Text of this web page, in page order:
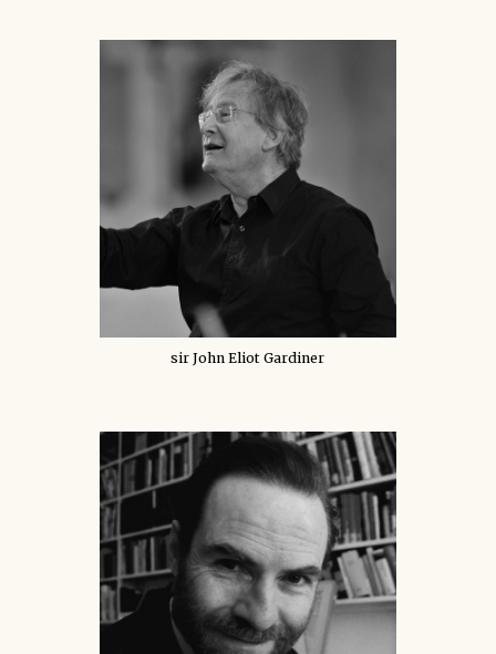
sir John Eliot Gardiner